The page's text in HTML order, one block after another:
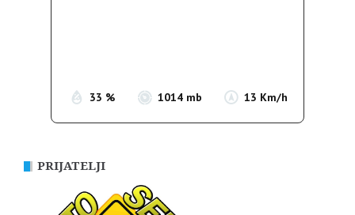
33 % 1014 mb 13 Km/h
PRIJATELJI